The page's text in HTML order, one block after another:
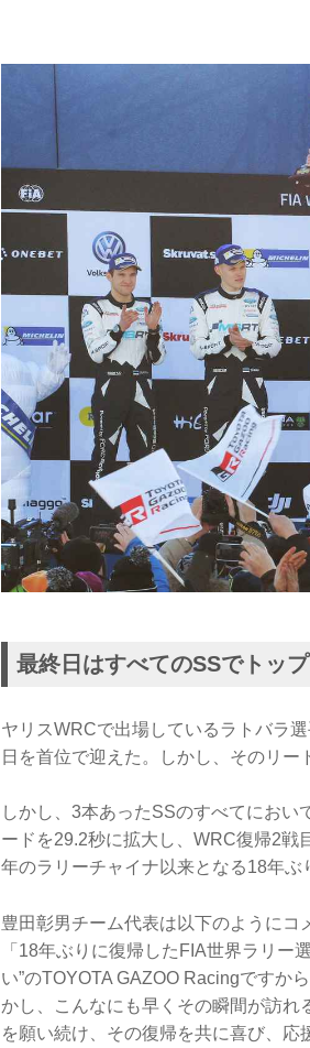
最終日はすべてのSSでトッ
ヤリスWRCで出場しているラトバラ
日を首位で迎えた。しかし、そのリー
しかし、3本あったSSのすべてにおい
ードを29.2秒に拡大し、WRC復帰2戦
年のラリーチャイナ以来となる18年ぶ
豊田彰男チーム代表は以下のようにコ
「18年ぶりに復帰したFIA世界ラリー
い”のTOYOTA GAZOO Racingですか
かし、こんなにも早くその瞬間が訪
を願い続け、その復帰を共に喜び、応